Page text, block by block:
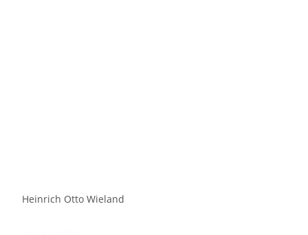
Heinrich Otto Wieland